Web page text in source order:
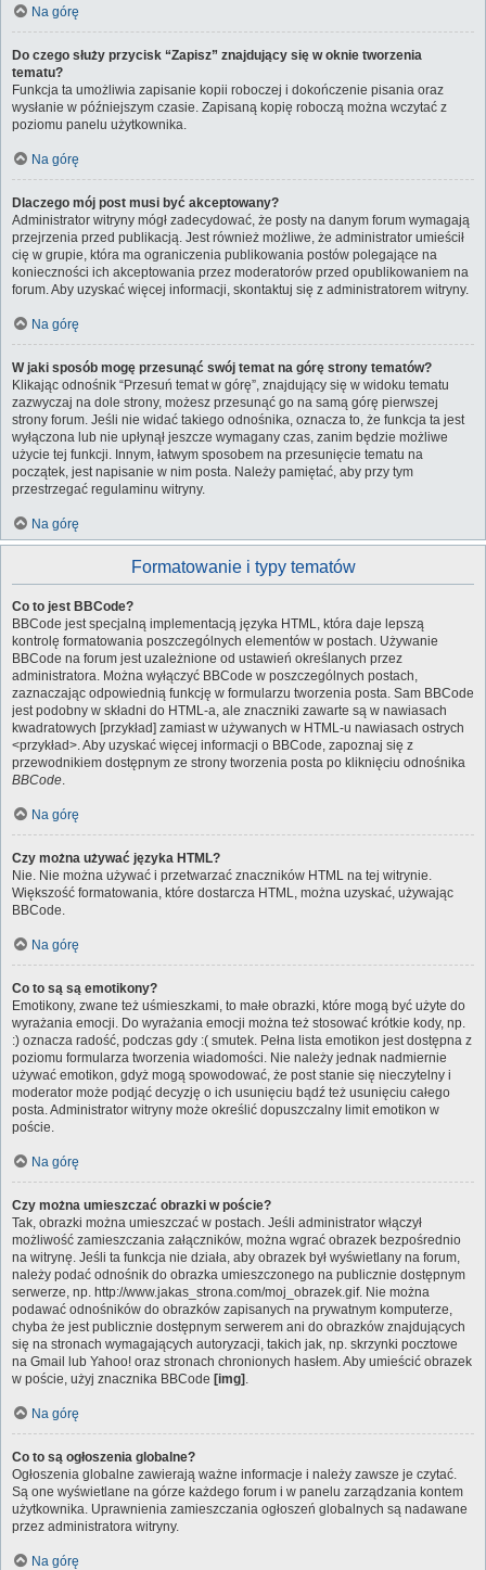
Na górę
Do czego służy przycisk “Zapisz” znajdujący się w oknie tworzenia
tematu?
Funkcja ta umożliwia zapisanie kopii roboczej i dokończenie pisania oraz
wysłanie w późniejszym czasie. Zapisaną kopię roboczą można wczytać z
poziomu panelu użytkownika.
Na górę
Dlaczego mój post musi być akceptowany?
Administrator witryny mógł zadecydować, że posty na danym forum wymagają
przejrzenia przed publikacją. Jest również możliwe, że administrator umieścił
cię w grupie, która ma ograniczenia publikowania postów polegające na
konieczności ich akceptowania przez moderatorów przed opublikowaniem na
forum. Aby uzyskać więcej informacji, skontaktuj się z administratorem witryny.
Na górę
W jaki sposób mogę przesunąć swój temat na górę strony tematów?
Klikając odnośnik “Przesuń temat w górę”, znajdujący się w widoku tematu
zazwyczaj na dole strony, możesz przesunąć go na samą górę pierwszej
strony forum. Jeśli nie widać takiego odnośnika, oznacza to, że funkcja ta jest
wyłączona lub nie upłynął jeszcze wymagany czas, zanim będzie możliwe
użycie tej funkcji. Innym, łatwym sposobem na przesunięcie tematu na
początek, jest napisanie w nim posta. Należy pamiętać, aby przy tym
przestrzegać regulaminu witryny.
Na górę
Formatowanie i typy tematów
Co to jest BBCode?
BBCode jest specjalną implementacją języka HTML, która daje lepszą
kontrolę formatowania poszczególnych elementów w postach. Używanie
BBCode na forum jest uzależnione od ustawień określanych przez
administratora. Można wyłączyć BBCode w poszczególnych postach,
zaznaczając odpowiednią funkcję w formularzu tworzenia posta. Sam BBCode
jest podobny w składni do HTML-a, ale znaczniki zawarte są w nawiasach
kwadratowych [przykład] zamiast w używanych w HTML-u nawiasach ostrych
<przykład>. Aby uzyskać więcej informacji o BBCode, zapoznaj się z
przewodnikiem dostępnym ze strony tworzenia posta po kliknięciu odnośnika
BBCode.
Na górę
Czy można używać języka HTML?
Nie. Nie można używać i przetwarzać znaczników HTML na tej witrynie.
Większość formatowania, które dostarcza HTML, można uzyskać, używając
BBCode.
Na górę
Co to są są emotikony?
Emotikony, zwane też uśmieszkami, to małe obrazki, które mogą być użyte do
wyrażania emocji. Do wyrażania emocji można też stosować krótkie kody, np.
:) oznacza radość, podczas gdy :( smutek. Pełna lista emotikon jest dostępna z
poziomu formularza tworzenia wiadomości. Nie należy jednak nadmiernie
używać emotikon, gdyż mogą spowodować, że post stanie się nieczytelny i
moderator może podjąć decyzję o ich usunięciu bądź też usunięciu całego
posta. Administrator witryny może określić dopuszczalny limit emotikon w
poście.
Na górę
Czy można umieszczać obrazki w poście?
Tak, obrazki można umieszczać w postach. Jeśli administrator włączył
możliwość zamieszczania załączników, można wgrać obrazek bezpośrednio
na witrynę. Jeśli ta funkcja nie działa, aby obrazek był wyświetlany na forum,
należy podać odnośnik do obrazka umieszczonego na publicznie dostępnym
serwerze, np. http://www.jakas_strona.com/moj_obrazek.gif. Nie można
podawać odnośników do obrazków zapisanych na prywatnym komputerze,
chyba że jest publicznie dostępnym serwerem ani do obrazków znajdujących
się na stronach wymagających autoryzacji, takich jak, np. skrzynki pocztowe
na Gmail lub Yahoo! oraz stronach chronionych hasłem. Aby umieścić obrazek
w poście, użyj znacznika BBCode [img] .
Na górę
Co to są ogłoszenia globalne?
Ogłoszenia globalne zawierają ważne informacje i należy zawsze je czytać.
Są one wyświetlane na górze każdego forum i w panelu zarządzania kontem
użytkownika. Uprawnienia zamieszczania ogłoszeń globalnych są nadawane
przez administratora witryny.
Na górę